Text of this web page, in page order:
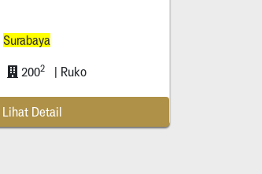
Surabaya
2002 | Ruko
Lihat Detail